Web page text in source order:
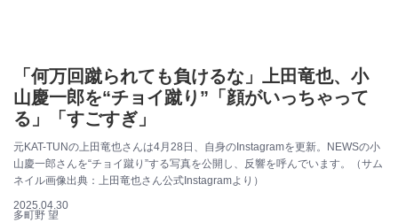
「何万回蹴られても負けるな」上田竜也、小
山慶一郎を“チョイ蹴り”「顔がいっちゃって
る」「すごすぎ」
元KAT-TUNの上田竜也さんは4月28日、自身のInstagramを更新。NEWSの小
山慶一郎さんを“チョイ蹴り”する写真を公開し、反響を呼んでいます。（サム
ネイル画像出典：上田竜也さん公式Instagramより）
2025.04.30
多町野 望